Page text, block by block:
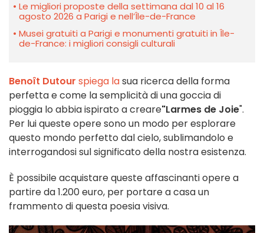
Le migliori proposte della settimana dal 10 al 16
agosto 2026 a Parigi e nell’Île-de-France
Musei gratuiti a Parigi e monumenti gratuiti in Île-
de-France: i migliori consigli culturali
Benoît Dutour spiega lasua ricerca della forma
perfetta e come la semplicità di una goccia di
pioggia lo abbia ispirato a creare"Larmes de Joie".
Per lui queste opere sono un modo per esplorare
questo mondo perfetto dal cielo, sublimandolo e
interrogandosi sul significato della nostra esistenza.
È possibile acquistare queste affascinanti opere a
partire da 1.200 euro, per portare a casa un
frammento di questa poesia visiva.